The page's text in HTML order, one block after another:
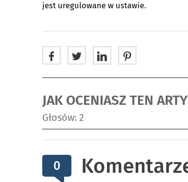
jest uregulowane w ustawie.
JAK OCENIASZ TEN
Głosów: 2
0